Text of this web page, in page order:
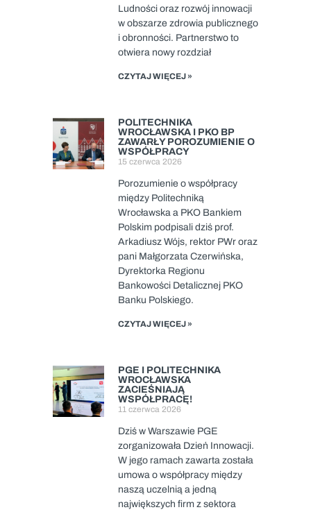
Ludności oraz rozwój innowacji
w obszarze zdrowia publicznego
i obronności. Partnerstwo to
otwiera nowy rozdział
CZYTAJ WIĘCEJ »
POLITECHNIKA
WROCŁAWSKA I PKO BP
ZAWARŁY POROZUMIENIE O
WSPÓŁPRACY
15 czerwca 2026
Porozumienie o współpracy
między Politechniką
Wrocławska a PKO Bankiem
Polskim podpisali dziś prof.
Arkadiusz Wójs, rektor PWr oraz
pani Małgorzata Czerwińska,
Dyrektorka Regionu
Bankowości Detalicznej PKO
Banku Polskiego.
CZYTAJ WIĘCEJ »
PGE I POLITECHNIKA
WROCŁAWSKA
ZACIEŚNIAJĄ
WSPÓŁPRACĘ!
11 czerwca 2026
Dziś w Warszawie PGE
zorganizowała Dzień Innowacji.
W jego ramach zawarta została
umowa o współpracy między
naszą uczelnią a jedną
największych firm z sektora